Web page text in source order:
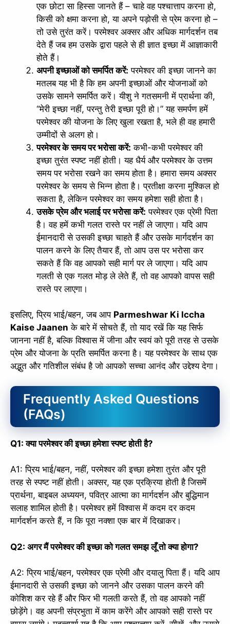
एक छोटा सा हिस्सा जानते हैं – चाहे वह पश्चात्ताप करना हो,
किसी को क्षमा करना हो, या अपने पड़ोसी से प्रेम करना हो –
तो उसे तुरंत करें। परमेश्वर अक्सर और अधिक मार्गदर्शन तब
देते हैं जब हम उसके द्वारा पहले से ही ज्ञात इच्छा में आज्ञाकारी
होते हैं।
अपनी इच्छाओं को समर्पित करें: परमेश्वर की इच्छा जानने का
मतलब यह भी है कि हम अपनी इच्छाओं और योजनाओं को
उसके सामने समर्पित करें। यीशु ने गतसमनी में प्रार्थना की,
“मेरी इच्छा नहीं, परन्तु तेरी इच्छा पूरी हो।” यह समर्पण हमें
परमेश्वर की योजना के लिए खुला रखता है, भले ही वह हमारी
उम्मीदों से अलग हो।
परमेश्वर के समय पर भरोसा करें: कभी-कभी परमेश्वर की
इच्छा तुरंत स्पष्ट नहीं होती। यह धैर्य और परमेश्वर के उत्तम
समय पर भरोसा रखने का समय होता है। हमारा समय अक्सर
परमेश्वर के समय से भिन्न होता है। प्रतीक्षा करना मुश्किल हो
सकता है, लेकिन परमेश्वर का समय हमेशा सही होता है।
उसके प्रेम और भलाई पर भरोसा करें: परमेश्वर एक प्रेमी पिता
है। वह हमें कभी गलत रास्ते पर नहीं ले जाएगा। यदि आप
ईमानदारी से उसकी इच्छा चाहते हैं और उसके मार्गदर्शन का
पालन करने के लिए तैयार हैं, तो आप उस पर भरोसा कर
सकते हैं कि वह आपको सही मार्ग पर ले जाएगा। यदि आप
गलती से एक गलत मोड़ ले लेते हैं, तो वह आपको वापस सही
रास्ते पर लाएगा।
इसलिए, प्रिय भाई/बहन, जब आप Parmeshwar Ki Iccha
Kaise Jaanen के बारे में सोचते हैं, तो याद रखें कि यह सिर्फ
जानना नहीं है, बल्कि विश्वास में जीना और स्वयं को पूरी तरह से उसके
प्रेम और योजना के प्रति समर्पित करना है। यह परमेश्वर के साथ एक
अद्भुत और गतिशील संबंध है जो आपको सच्चा आनंद और उद्देश्य देगा।
Frequently Asked Questions
(FAQs)
Q1: क्या परमेश्वर की इच्छा हमेशा स्पष्ट होती है?
A1: प्रिय भाई/बहन, नहीं, परमेश्वर की इच्छा हमेशा तुरंत और पूरी
तरह से स्पष्ट नहीं होती। अक्सर, यह एक प्रक्रिया होती है जिसमें
प्रार्थना, बाइबल अध्ययन, पवित्र आत्मा का मार्गदर्शन और बुद्धिमान
सलाह शामिल होती है। परमेश्वर हमें विश्वास में कदम दर कदम
मार्गदर्शन करते हैं, न कि पूरा नक्शा एक बार में दिखाकर।
Q2: अगर मैं परमेश्वर की इच्छा को गलत समझ लूँ तो क्या होगा?
A2: प्रिय भाई/बहन, परमेश्वर एक प्रेमी और दयालु पिता हैं। यदि आप
ईमानदारी से उसकी इच्छा को जानने और उसका पालन करने की
कोशिश कर रहे हैं और फिर भी गलती करते हैं, तो वह आपको नहीं
छोड़ेंगे। वह अपनी संप्रभुता में काम करेंगे और आपको सही रास्ते पर